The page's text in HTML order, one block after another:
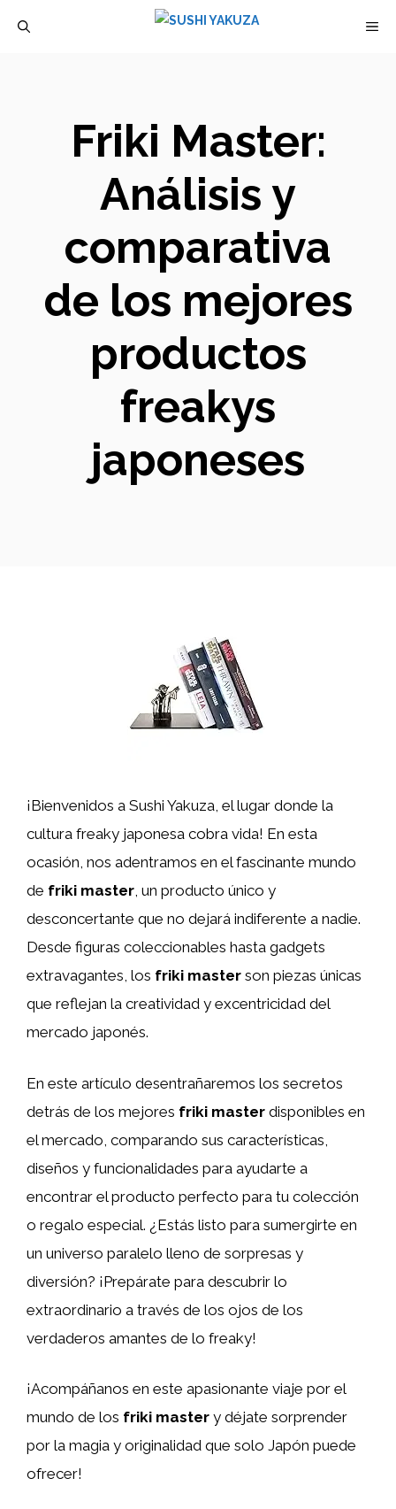
Friki Master:
Análisis y
comparativa
de los mejores
productos
freakys
japoneses
¡Bienvenidos a Sushi Yakuza, el lugar donde la
cultura freaky japonesa cobra vida! En esta
ocasión, nos adentramos en el fascinante mundo
de friki master, un producto único y
desconcertante que no dejará indiferente a nadie.
Desde figuras coleccionables hasta gadgets
extravagantes, los friki master son piezas únicas
que reflejan la creatividad y excentricidad del
mercado japonés.
En este artículo desentrañaremos los secretos
detrás de los mejores friki master disponibles en
el mercado, comparando sus características,
diseños y funcionalidades para ayudarte a
encontrar el producto perfecto para tu colección
o regalo especial. ¿Estás listo para sumergirte en
un universo paralelo lleno de sorpresas y
diversión? ¡Prepárate para descubrir lo
extraordinario a través de los ojos de los
verdaderos amantes de lo freaky!
¡Acompáñanos en este apasionante viaje por el
mundo de los friki master y déjate sorprender
por la magia y originalidad que solo Japón puede
ofrecer!